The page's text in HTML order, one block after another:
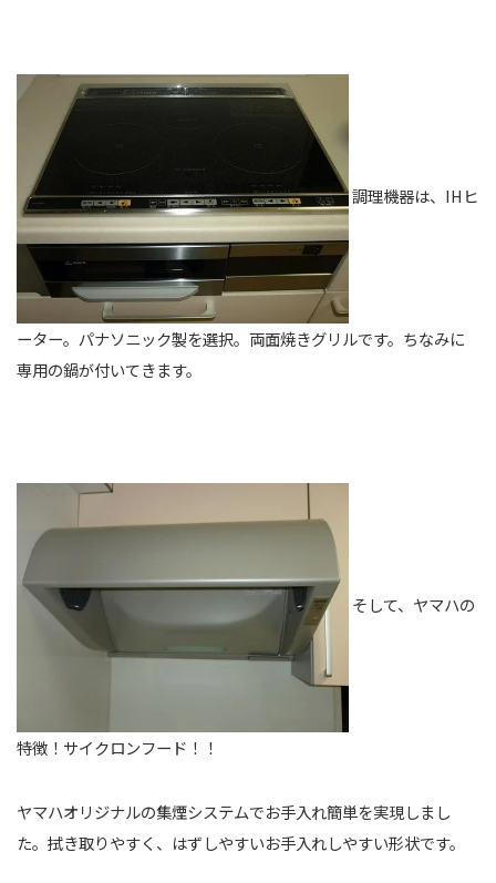
調理機器は、IHヒ
ーター。パナソニック製を選択。両面焼きグリルです。ちなみに
専用の鍋が付いてきます。
そして、ヤマハの
特徴！サイクロンフード！！
ヤマハオリジナルの集煙システムでお手入れ簡単を実現しまし
た。拭き取りやすく、はずしやすいお手入れしやすい形状です。